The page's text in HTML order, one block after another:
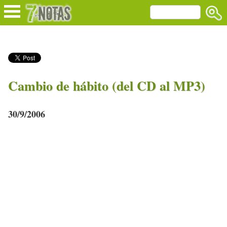
Cambio de hábito (del CD al MP3)
30/9/2006